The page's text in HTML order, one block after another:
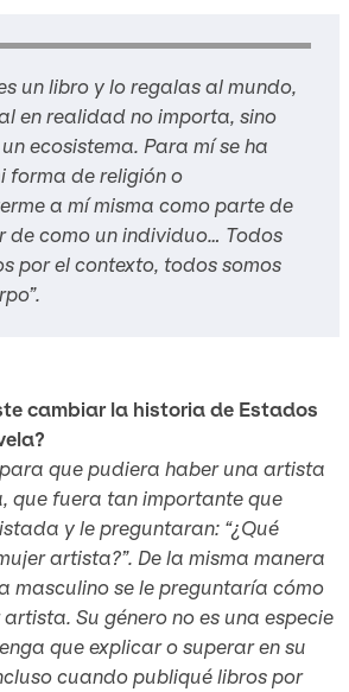
un libro y lo regalas al mundo,
en realidad no importa, sino
ecosistema. Para mí se ha
forma de religión o
a mí misma como parte de
de como un individuo… Todos
por el contexto, todos somos
cambiar la historia de Estados
que pudiera haber una artista
que fuera tan importante que
y le preguntaran: “¿Qué
artista?”. De la misma manera
masculino se le preguntaría cómo
artista. Su género no es una especie
que explicar o superar en su
cuando publiqué libros por